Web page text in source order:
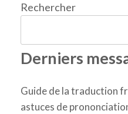
Rechercher
Derniers
Guide de la traduction
astuces de